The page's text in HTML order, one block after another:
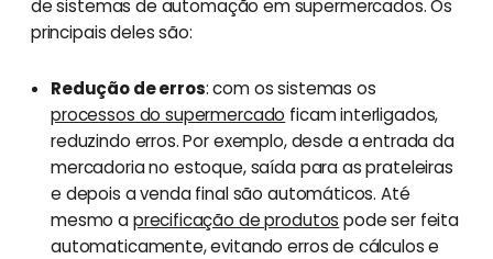
de sistemas de automação em supermercados. Os
principais deles são:
Redução de erros: com os sistemas os
processos do supermercado ficam interligados,
reduzindo erros. Por exemplo, desde a entrada da
mercadoria no estoque, saída para as prateleiras
e depois a venda final são automáticos. Até
mesmo aprecificação de produtos pode ser feita
automaticamente, evitando erros de cálculos e